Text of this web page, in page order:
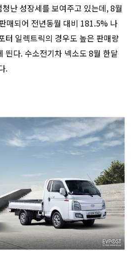
난 성장세를 보여주고 있는데, 8월
매되어 전년동월 대비 181.5% 나
터 일렉트릭의 경우도 높은 판매량
띈다. 수소전기차 넥소도 8월 한달
.